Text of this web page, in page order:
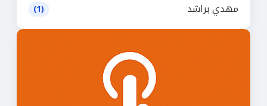
مهدي براشد (1)